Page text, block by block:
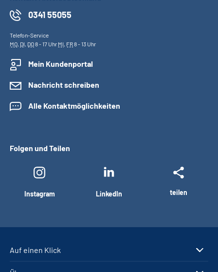
0341 55055
Telefon-Service
MO, DI, DO8 - 17 Uhr MI, FR8 - 13 Uhr
Mein Kundenportal
Nachricht schreiben
Alle Kontaktmöglichkeiten
Folgen und Teilen
Instagram LinkedIn teilen
Auf einen Klick